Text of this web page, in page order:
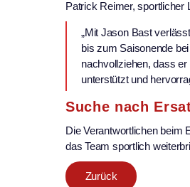
Patrick Reimer, sportlicher
„Mit Jason Bast
bis zum Saisonende
nachvollziehen, dass
unterstützt und
Suche nach
Die Verantwortlichen beim
das Team sportlich
Zurück